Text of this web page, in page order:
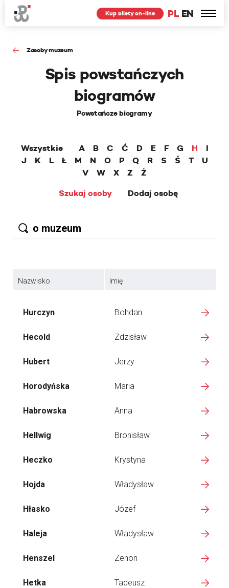
PL EN
Kup bilety on-line
Zasoby muzeum
Spis powstańczych
biogramów
Powstańcze biogramy
Wszystkie A B C Ć D E F G H
I
J
K L Ł M N O P Q R S Ś T
U
V
W X Z
Ż
Szukaj osoby
Dodaj osobę
Nazwisko Imię
Hurczyn Bohdan
Hecold Zdzisław
Hubert Jerzy
Horodyńska Maria
Habrowska Anna
Hellwig Bronisław
Heczko Krystyna
Hojda Władysław
Hłasko Józef
Haleja Władysław
Henszel Zenon
Hetka Tadeusz